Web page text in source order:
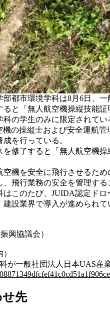
都市環境学科は8月6日、
と「無人航空機操縦技能
の学生のみに限定されてい
の操縦士および安全運航
を行っている。
修了すると「無人航空機
機を安全に飛行させるた
飛行業務の安全を管理す
このたび、JUIDA認定ド
設業界で導入が進められ
興協議会）
が一般社団法人日本UAS
先